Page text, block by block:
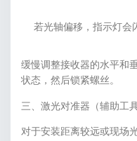
若光轴偏移，指示灯会
缓慢调整接收器的水平和
状态，然后锁紧螺丝。
三、激光对准器（辅助工具
对于安装距离较远或现场